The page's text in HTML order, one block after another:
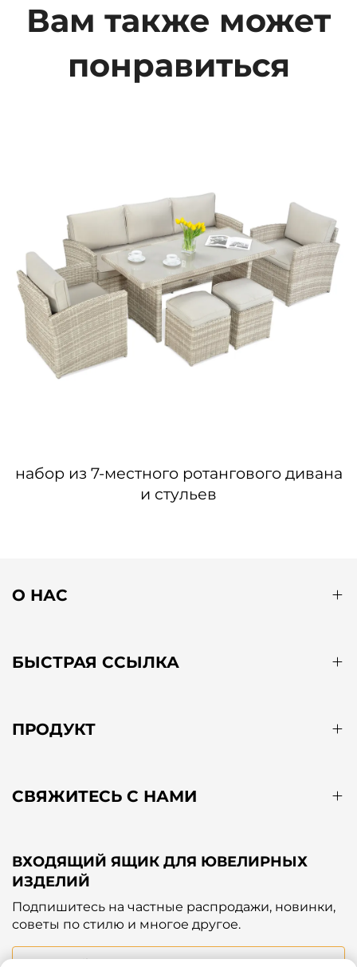
Вам также может
понравиться
набор из 7-местного ротангового дивана
и стульев
О НАС
БЫСТРАЯ ССЫЛКА
ПРОДУКТ
СВЯЖИТЕСЬ С НАМИ
ВХОДЯЩИЙ ЯЩИК ДЛЯ ЮВЕЛИРНЫХ
ИЗДЕЛИЙ
Подпишитесь на частные распродажи, новинки,
советы по стилю и многое другое.
Ваш Email